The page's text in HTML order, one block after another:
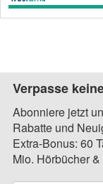
Verpasse
Abonniere jetzt
Rabatte und
Extra-Bonus: 60
Mio. Hörbücher